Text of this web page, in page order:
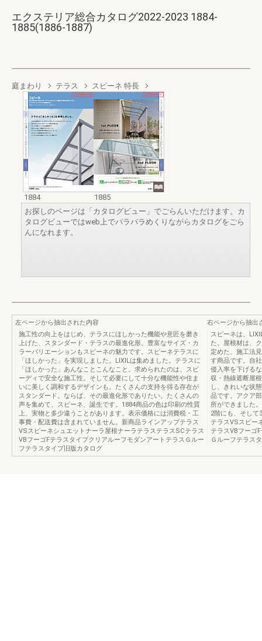
エクステリア総合カタログ2022-2023 1884-
1885(1886-1887)
庭まわり テラス スピーネ 特長
1884
1885
お探しのページは「カタログビュー」でごらんいただけます。カ
タログビューではweb上でパラパラめくりながらカタログをごら
んになれます。
左ページから抽出された内容
施工性の向上をはじめ、テラスにほしかった機能や意匠を磨き
上げた、スタンダード・テラスの最進化形。豊富なサイズ・カ
ラーバリエーションもスピーネの魅力です。スピーネテラスに
「ほしかった」を実現しました。LIXILは集めました。テラスに
「ほしかった」あんなことこんなこと。求められたのは、スピ
ーディで安全な施工性。そして必要にして十分な機能性や住ま
いに美しく調和するデザインも。たくさんの支持を得る存在が
スタンダード。ならば、その最進化形でありたい。たくさんの
声を集めて、スピーネ、誕生です。1884商品の色は印刷の性質
上、実物と多少違うことがあります。表示価格には消費税・工
事費・配送費は含まれていません。新商品ラインアップテラス
VSスピーネシュエットナーラ屋根ナーラテラステラスSCテラス
VBフーゴFテラスタイプクリアルーフモダンアートテラスＧルー
フテラスタイプ旧版カタログ
右ページから抽出
スピーネは、
た。屋根材は、
定めた、施工法
す商品です。自
侵入率を下げる
収・熱線遮断屋
し、きれいな状
品です。アクア
所ができました
2階にも、そして
テラスVSスピー
テラスVBフーゴ
Ｇルーフテラス